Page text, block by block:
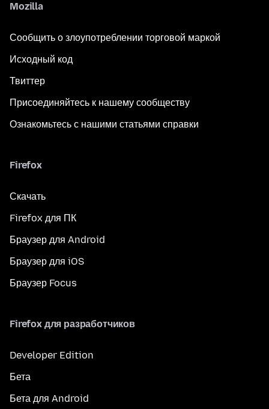
Mozilla
Сообщить о злоупотреблении торговой маркой
Исходный код
Твиттер
Присоединяйтесь к нашему сообществу
Ознакомьтесь с нашими статьями справки
Firefox
Скачать
Firefox для ПК
Браузер для Android
Браузер для iOS
Браузер Focus
Firefox для разработчиков
Developer Edition
Бета
Бета для Android